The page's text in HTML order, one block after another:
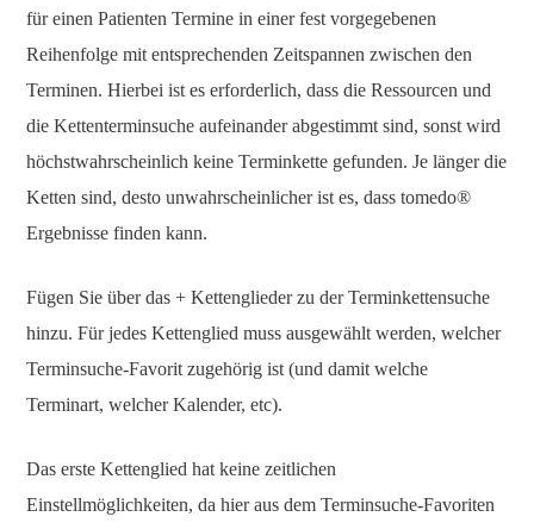
für einen Patienten Termine in einer fest vorgegebenen
Reihenfolge mit entsprechenden Zeitspannen zwischen den
Terminen. Hierbei ist es erforderlich, dass die Ressourcen und
die Kettenterminsuche aufeinander abgestimmt sind, sonst wird
höchstwahrscheinlich keine Terminkette gefunden. Je länger die
Ketten sind, desto unwahrscheinlicher ist es, dass tomedo®
Ergebnisse finden kann.
Fügen Sie über das + Kettenglieder zu der Terminkettensuche
hinzu. Für jedes Kettenglied muss ausgewählt werden, welcher
Terminsuche-Favorit zugehörig ist (und damit welche
Terminart, welcher Kalender, etc).
Das erste Kettenglied hat keine zeitlichen
Einstellmöglichkeiten, da hier aus dem Terminsuche-Favoriten